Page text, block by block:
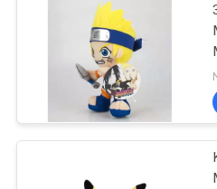
Festival
Mainan